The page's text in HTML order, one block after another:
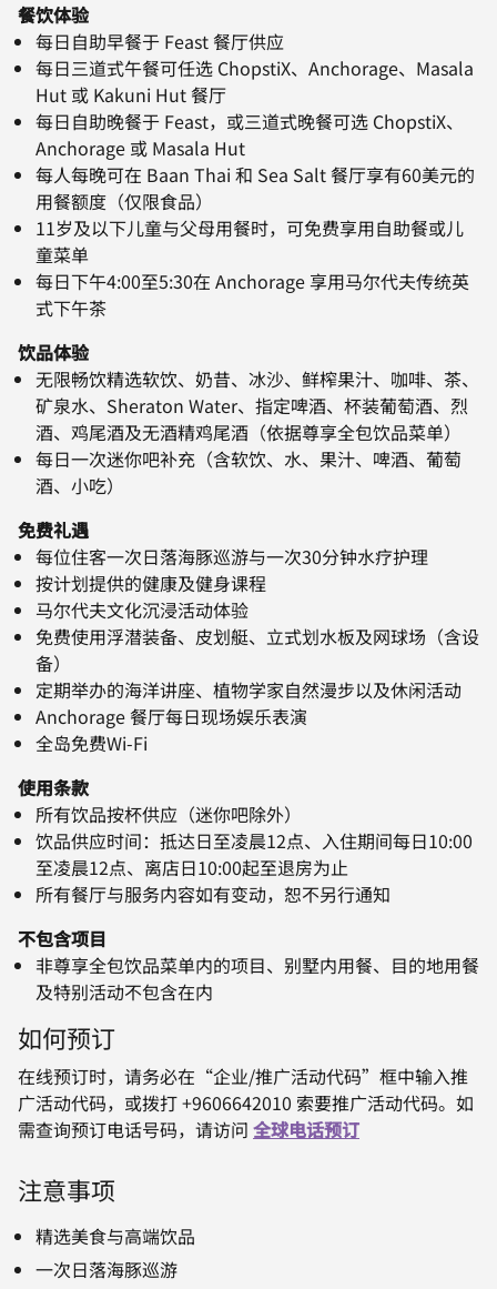
餐饮体验
每日自助早餐于 Feast 餐厅供应
每日三道式午餐可任选 ChopstiX、Anchorage、Masala
Hut 或 Kakuni Hut 餐厅
每日自助晚餐于 Feast，或三道式晚餐可选 ChopstiX、
Anchorage 或 Masala Hut
每人每晚可在 Baan Thai 和 Sea Salt 餐厅享有60美元的
用餐额度（仅限食品）
11岁及以下儿童与父母用餐时，可免费享用自助餐或儿
童菜单
每日下午4:00至5:30在 Anchorage 享用马尔代夫传统英
式下午茶
饮品体验
无限畅饮精选软饮、奶昔、冰沙、鲜榨果汁、咖啡、茶、
矿泉水、Sheraton Water、指定啤酒、杯装葡萄酒、烈
酒、鸡尾酒及无酒精鸡尾酒（依据尊享全包饮品菜单）
每日一次迷你吧补充（含软饮、水、果汁、啤酒、葡萄
酒、小吃）
免费礼遇
每位住客一次日落海豚巡游与一次30分钟水疗护理
按计划提供的健康及健身课程
马尔代夫文化沉浸活动体验
免费使用浮潜装备、皮划艇、立式划水板及网球场（含设
备）
定期举办的海洋讲座、植物学家自然漫步以及休闲活动
Anchorage 餐厅每日现场娱乐表演
全岛免费Wi-Fi
使用条款
所有饮品按杯供应（迷你吧除外）
饮品供应时间：抵达日至凌晨12点、入住期间每日10:00
至凌晨12点、离店日10:00起至退房为止
所有餐厅与服务内容如有变动，恕不另行通知
不包含项目
非尊享全包饮品菜单内的项目、别墅内用餐、目的地用餐
及特别活动不包含在内
如何预订
在线预订时，请务必在“企业/推广活动代码”框中输入推
广活动代码，或拨打 +9606642010 索要推广活动代码。如
需查询预订电话号码，请访问 全球电话预订
注意事项
精选美食与高端饮品
一次日落海豚巡游